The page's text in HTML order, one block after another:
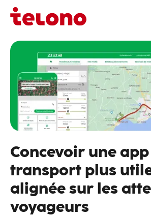
Concevoir une
transport plus
alignée sur les
voyageurs